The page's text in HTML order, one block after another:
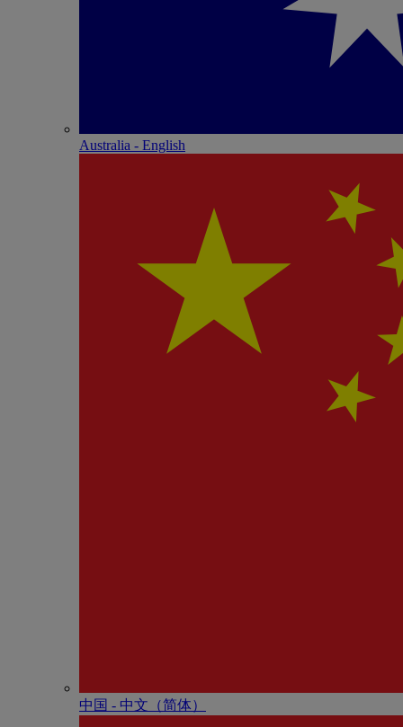
Australia - English
中国 - 中⽂（简体）